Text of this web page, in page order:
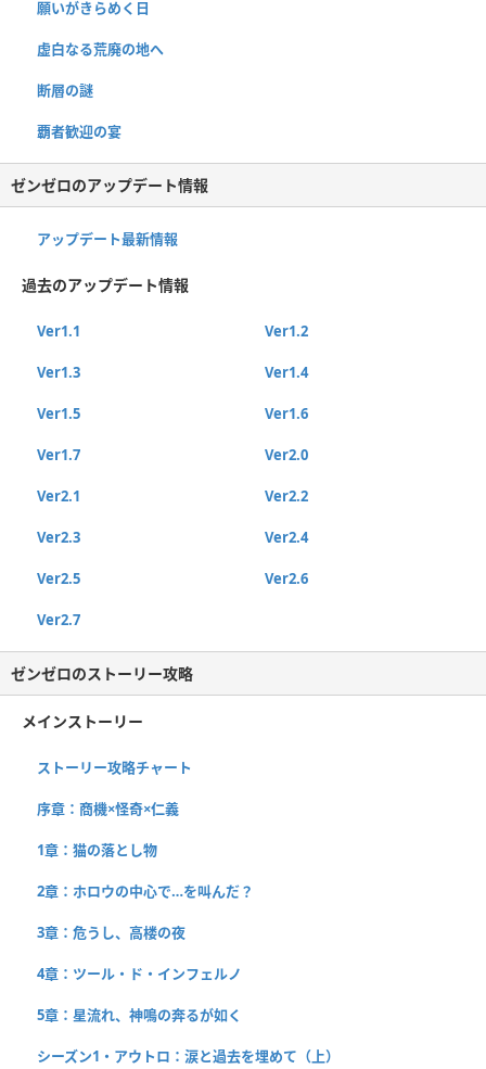
願いがきらめく日
虚白なる荒廃の地へ
断層の謎
覇者歓迎の宴
ゼンゼロのアップデート情報
アップデート最新情報
過去のアップデート情報
Ver1.1 Ver1.2
Ver1.3 Ver1.4
Ver1.5 Ver1.6
Ver1.7 Ver2.0
Ver2.1 Ver2.2
Ver2.3 Ver2.4
Ver2.5 Ver2.6
Ver2.7
ゼンゼロのストーリー攻略
メインストーリー
ストーリー攻略チャート
序章：商機×怪奇×仁義
1章：猫の落とし物
2章：ホロウの中心で…を叫んだ？
3章：危うし、高楼の夜
4章：ツール・ド・インフェルノ
5章：星流れ、神鳴の奔るが如く
シーズン1・アウトロ：涙と過去を埋めて（上）